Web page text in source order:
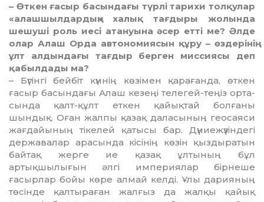
– Өткен ғасыр басындағы түрлі тарихи толқулар
«алашшылдардың» халық тағдыры жолында
шешуші роль иесі атануына әсер етті ме? Әлде
олар Алаш Орда автономиясын құру – өздерінің
ұлт алдындағы тағдыр берген миссиясы деп
қабылдады ма?
– Бүгінгі бейбіт күннің көзімен қарағанда, өткен
ғасыр басындағы Алаш кезеңі телегей-теңіз орта­
сында қалт-құлт еткен қайықтай болғаны
шындық. Оған жалпы қазақ даласының геосаяси
жағ­дайының тікелей қатысы бар. Дүниежүзіндегі
державалар ара­сын­да кісінің көзін қыздыратын
байтақ жерге ие қазақ ұлтының бұл
артықшылығын әлгі импе­риялар бірнеше
ғасырлар бойы көре алмай келді. Ұлы дарияның
төсінде қалтыраған жалғыз да жалқы қайық